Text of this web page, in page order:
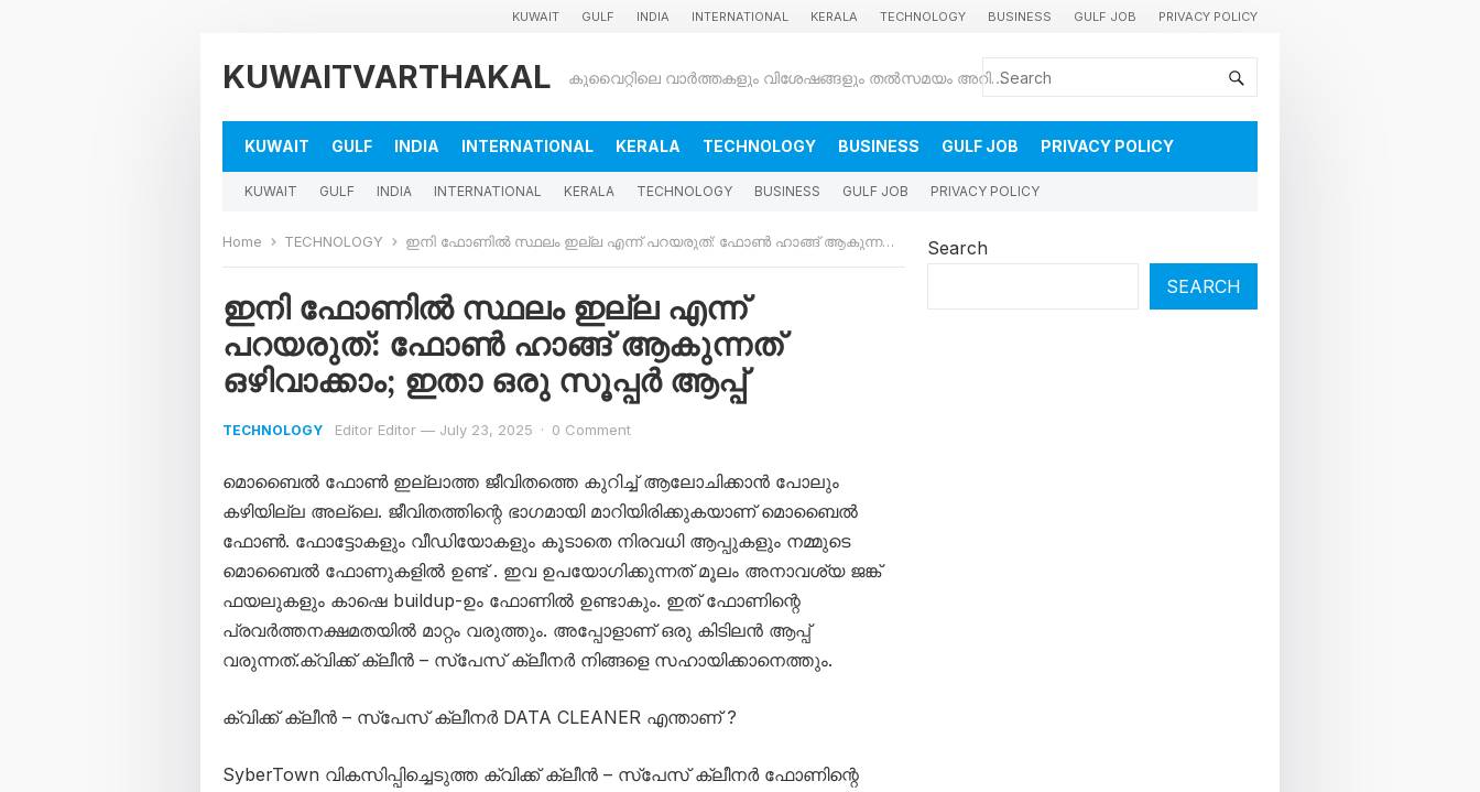
KUWAIT GULF INDIA INTERNATIONAL KERALA TECHNOLOGY BUSINESS GULF JOB PRIVACY POLICY
KUWAITVARTHAKAL കുവൈറ്റിലെ വാർത്തകളും വിശേഷങ്ങളും തൽസമയം അറിയാൻ
KUWAIT GULF INDIA INTERNATIONAL KERALA TECHNOLOGY BUSINESS GULF JOB PRIVACY POLICY
KUWAIT GULF INDIA INTERNATIONAL KERALA TECHNOLOGY BUSINESS GULF JOB PRIVACY POLICY
Home TECHNOLOGY ഇനി ഫോണിൽ സ്ഥലം ഇല്ല എന്ന് പറയരുത്: ഫോൺ ഹാങ്ങ് ആകുന്നത് ഒഴിവാക്കാം; ഇതാ ഒരു സൂപ്പർ ആപ്പ്
ഇനി ഫോണിൽ സ്ഥലം ഇല്ല എന്ന്
പറയരുത്: ഫോൺ ഹാങ്ങ് ആകുന്നത്
ഒഴിവാക്കാം; ഇതാ ഒരു സൂപ്പർ ആപ്പ്
TECHNOLOGY Editor Editor — July 23, 2025 · 0 Comment
മൊബൈൽ ഫോൺ ഇല്ലാത്ത ജീവിതത്തെ കുറിച്ച് ആലോചിക്കാൻ പോലും
കഴിയില്ല അല്ലെ. ജീവിതത്തിന്റെ ഭാഗമായി മാറിയിരിക്കുകയാണ് മൊബൈൽ
ഫോൺ. ഫോട്ടോകളും വീഡിയോകളും കൂടാതെ നിരവധി ആപ്പുകളും നമ്മുടെ
മൊബൈൽ ഫോണുകളിൽ ഉണ്ട് . ഇവ ഉപയോഗിക്കുന്നത് മൂലം അനാവശ്യ ജങ്ക്
ഫയലുകളും കാഷെ buildup-ഉം ഫോണിൽ ഉണ്ടാകും. ഇത് ഫോണിന്റെ
പ്രവർത്തനക്ഷമതയിൽ മാറ്റം വരുത്തും. അപ്പോളാണ് ഒരു കിടിലൻ ആപ്പ്
വരുന്നത്.ക്വിക്ക് ക്ലീൻ – സ്പേസ് ക്ലീനർ നിങ്ങളെ സഹായിക്കാനെത്തും.
ക്വിക്ക് ക്ലീൻ – സ്പേസ് ക്ലീനർ DATA CLEANER എന്താണ് ?
SyberTown വികസിപ്പിച്ചെടുത്ത ക്വിക്ക് ക്ലീൻ – സ്പേസ് ക്ലീനർ ഫോണിന്റെ
Search
SEARCH